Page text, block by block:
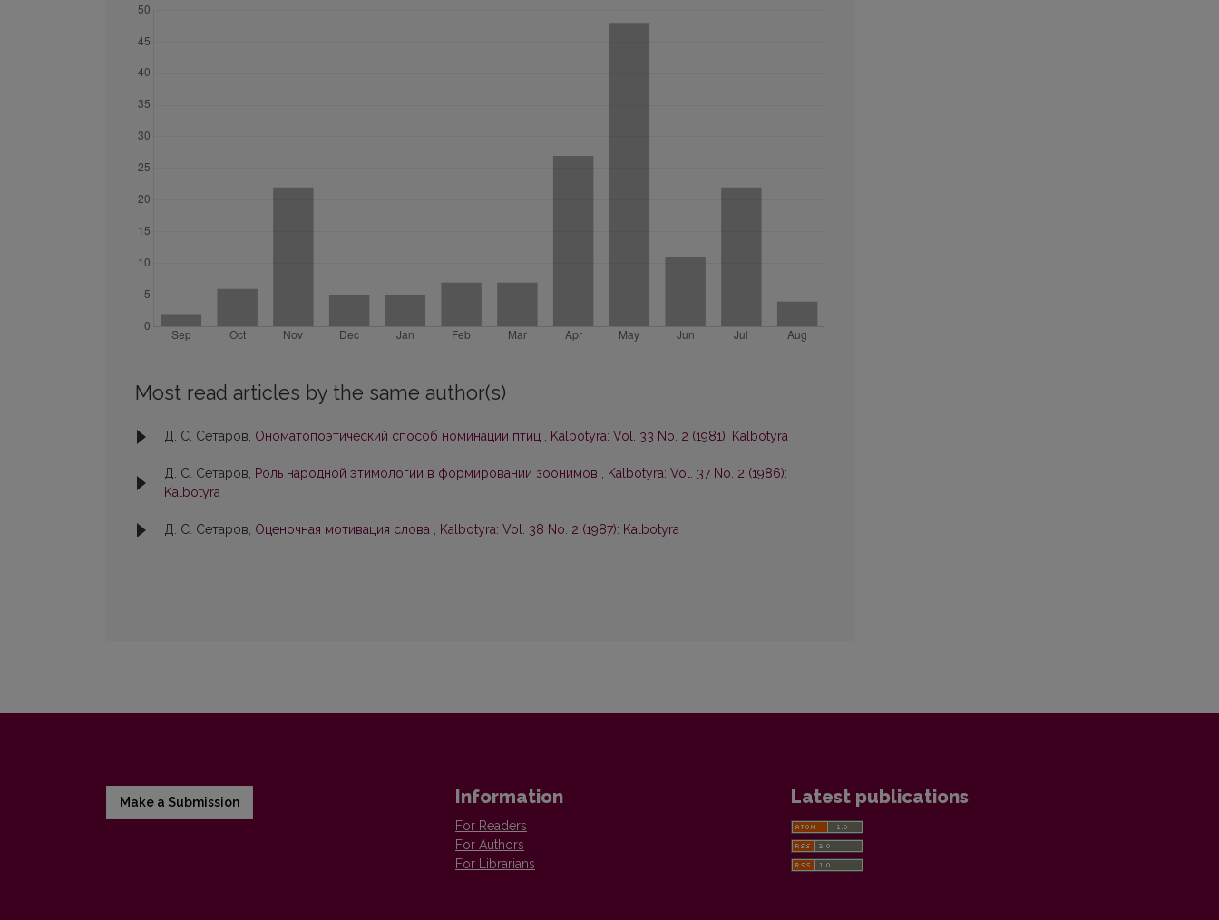
Most read articles by the same author(s)
Д. С. Сетаров, Ономатопоэтический способ номинации птиц , Kalbotyra: Vol. 33 No. 2 (1981): Kalbotyra
Д. С. Сетаров, Роль народной этимологии в формировании зоонимов , Kalbotyra: Vol. 37 No. 2 (1986):
Kalbotyra
Д. С. Сетаров, Oценочная мотивация слова , Kalbotyra: Vol. 38 No. 2 (1987): Kalbotyra
Make a Submission Information
For Readers
For Authors
For Librarians
Latest publications